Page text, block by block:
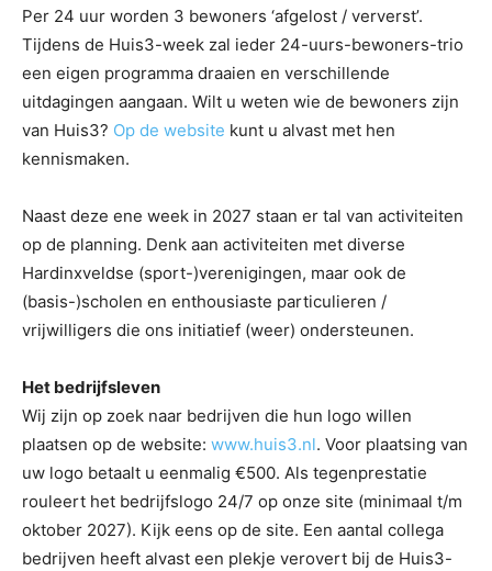
Per 24 uur worden 3 bewoners ‘afgelost / ververst’.
Tijdens de Huis3-week zal ieder 24-uurs-bewoners-trio
een eigen programma draaien en verschillende
uitdagingen aangaan. Wilt u weten wie de bewoners zijn
van Huis3? Op de website kunt u alvast met hen
kennismaken.
Naast deze ene week in 2027 staan er tal van activiteiten
op de planning. Denk aan activiteiten met diverse
Hardinxveldse (sport-)verenigingen, maar ook de
(basis-)scholen en enthousiaste particulieren /
vrijwilligers die ons initiatief (weer) ondersteunen.
Het bedrijfsleven
Wij zijn op zoek naar bedrijven die hun logo willen
plaatsen op de website: www.huis3.nl. Voor plaatsing van
uw logo betaalt u eenmalig €500. Als tegenprestatie
rouleert het bedrijfslogo 24/7 op onze site (minimaal t/m
oktober 2027). Kijk eens op de site. Een aantal collega
bedrijven heeft alvast een plekje verovert bij de Huis3-